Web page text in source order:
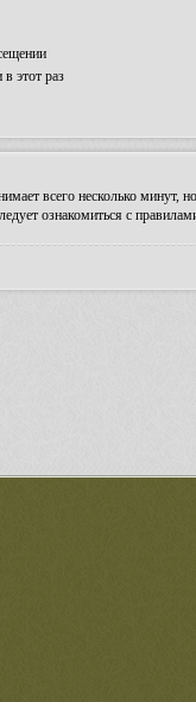
этот раз
всего несколько
ознакомиться с